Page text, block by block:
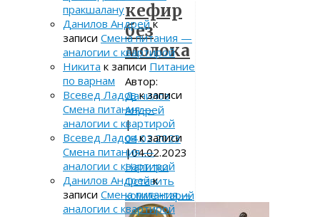
кефир
без
молока
Автор:
Данилов
Андрей
|
04.02.2023
|04.02.2023
Напитки
Оставить
комментарий
пракшалану
Данилов Андрейк
записи Смена питания —
аналогии с квартирой
Никита к записи Питание
по варнам
Всевед Ладовк записи
Смена питания —
аналогии с квартирой
Всевед Ладовк записи
Смена питания —
аналогии с квартирой
Данилов Андрейк
записи Смена питания —
аналогии с квартирой